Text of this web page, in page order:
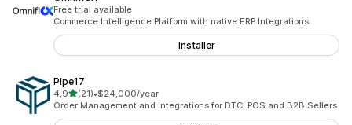
Free trial available
Commerce Intelligence Platform with native ERP Integrations
Installer
Pipe17
4,9av 5 stjerner
(21)
Totalt 21 omtaler
•$24,000/year
Order Management and Integrations for DTC, POS and B2B Sellers